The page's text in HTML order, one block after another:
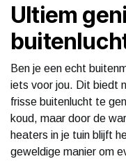
Ultiem
Ben je een echt
iets voor jou. Dit biedt
frisse buitenlucht te
koud, maar door de
heaters in je tuin blijft
geweldige manier om